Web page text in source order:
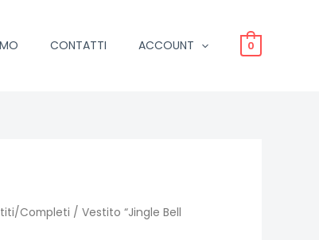
CONTATTI ACCOUNT 0
Completi / Vestito “Jingle Bell